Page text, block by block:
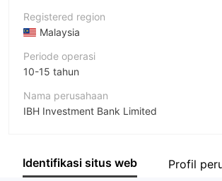
Registered region
Malaysia
Periode operasi
10-15 tahun
Nama perusahaan
IBH Investment Bank Limited
Karyawan perusahaan
Identifikasi situs web Profil